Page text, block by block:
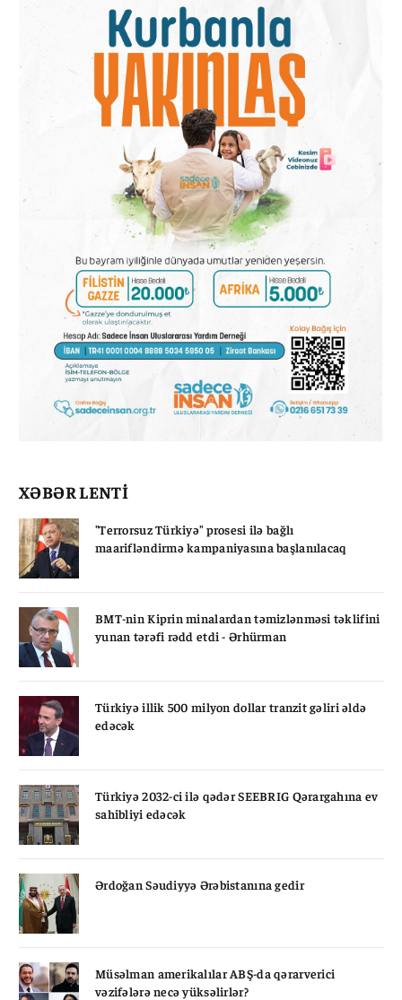
XƏBƏR LENTİ
"Terrorsuz Türkiyə" prosesi ilə bağlı
maarifləndirmə kampaniyasına başlanılacaq
BMT-nin Kiprin minalardan təmizlənməsi təklifini
yunan tərəfi rədd etdi - Ərhürman
Türkiyə illik 500 milyon dollar tranzit gəliri əldə
edəcək
Türkiyə 2032-ci ilə qədər SEEBRIG Qərargahına ev
sahibliyi edəcək
Ərdoğan Səudiyyə Ərəbistanına gedir
Müsəlman amerikalılar ABŞ-da qərarverici
vəzifələrə necə yüksəlirlər?